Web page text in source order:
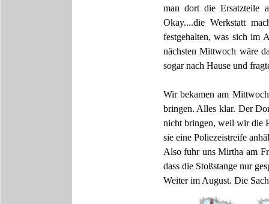
man dort die Ersatzteile
Okay....die Werkstatt
festgehalten, was sich im
nächsten Mittwoch wäre
sogar nach Hause und
Wir bekamen am
bringen. Alles klar. Der
nicht bringen, weil wir die
sie eine Poliezeistreife
Also fuhr uns Mirtha am
dass die Stoßstange nur
Weiter im August. Die